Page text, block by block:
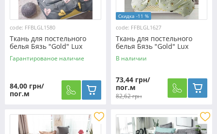
code: FFBLGL1580
Ткань для постельного
белья Бязь "Gold" Lux
"Следуй за своим сердцем"
GL1580 (A+B) - (50м+50м)
Гарантированое наличие
84,00 грн/
пог.м
Скидка -11 %
code: FFBLGL1627
Ткань для постельного
белья Бязь "Gold" Lux
"Сочное авокадо
(Зеленый)" GL1627 (A+B) -
В наличии
73,44 грн/
пог.м
82,62 грн